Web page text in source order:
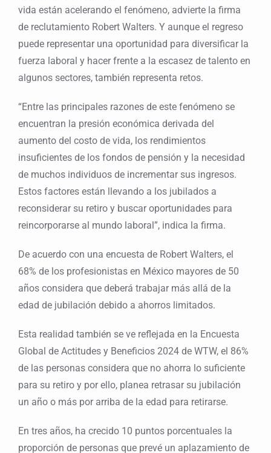
vida están acelerando el fenómeno, advierte la firma
de reclutamiento Robert Walters. Y aunque el regreso
puede representar una oportunidad para diversificar la
fuerza laboral y hacer frente a la escasez de talento en
algunos sectores, también representa retos.
“Entre las principales razones de este fenómeno se
encuentran la presión económica derivada del
aumento del costo de vida, los rendimientos
insuficientes de los fondos de pensión y la necesidad
de muchos individuos de incrementar sus ingresos.
Estos factores están llevando a los jubilados a
reconsiderar su retiro y buscar oportunidades para
reincorporarse al mundo laboral”, indica la firma.
De acuerdo con una encuesta de Robert Walters, el
68% de los profesionistas en México mayores de 50
años considera que deberá trabajar más allá de la
edad de jubilación debido a ahorros limitados.
Esta realidad también se ve reflejada en la Encuesta
Global de Actitudes y Beneficios 2024 de WTW, el 86%
de las personas considera que no ahorra lo suficiente
para su retiro y por ello, planea retrasar su jubilación
un año o más por arriba de la edad para retirarse.
En tres años, ha crecido 10 puntos porcentuales la
proporción de personas que prevé un aplazamiento de